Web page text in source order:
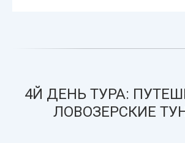
4Й ДЕНЬ ТУРА:
ЛОВОЗЕРСКИЕ